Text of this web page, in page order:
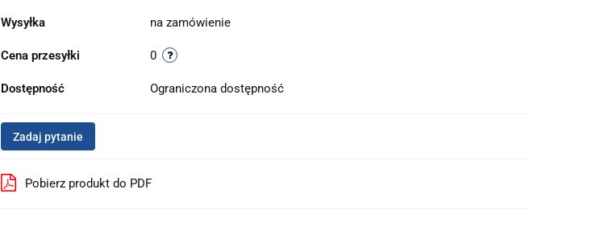
Wysyłka na zamówienie
Cena przesyłki 0
Dostępność Ograniczona dostępność
Zadaj pytanie
Pobierz produkt do PDF